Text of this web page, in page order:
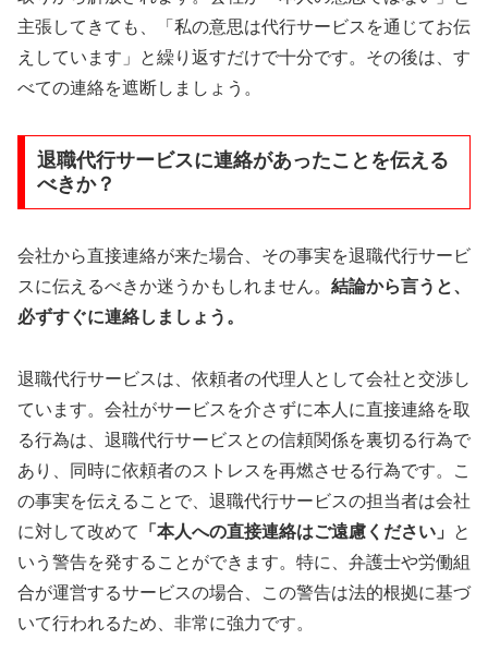
主張してきても、「私の意思は代行サービスを通じてお伝
えしています」と繰り返すだけで十分です。その後は、す
べての連絡を遮断しましょう。
退職代行サービスに連絡があったことを伝える
べきか？
会社から直接連絡が来た場合、その事実を退職代行サービ
スに伝えるべきか迷うかもしれません。 結論から言うと、
必ずすぐに連絡しましょう。
退職代行サービスは、依頼者の代理人として会社と交渉し
ています。会社がサービスを介さずに本人に直接連絡を取
る行為は、退職代行サービスとの信頼関係を裏切る行為で
あり、同時に依頼者のストレスを再燃させる行為です。こ
の事実を伝えることで、退職代行サービスの担当者は会社
に対して改めて
「本人への直接連絡はご遠慮ください」
と
いう警告を発することができます。特に、弁護士や労働組
合が運営するサービスの場合、この警告は法的根拠に基づ
いて行われるため、非常に強力です。